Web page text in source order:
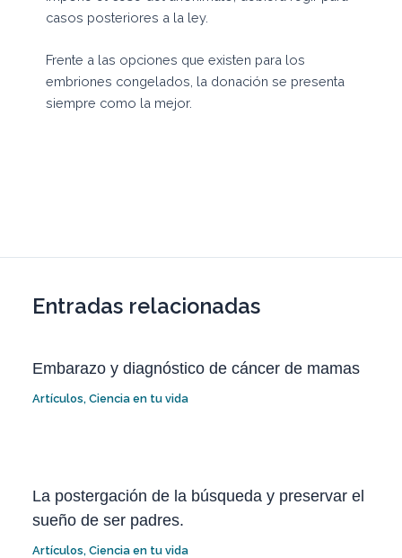
casos posteriores a la ley.
Frente a las opciones que existen para los
embriones congelados, la donación se presenta
siempre como la mejor.
Entradas relacionadas
Embarazo y diagnóstico de cáncer de mamas
Artículos,Ciencia en tu vida
La postergación de la búsqueda y preservar el
sueño de ser padres.
Artículos,Ciencia en tu vida